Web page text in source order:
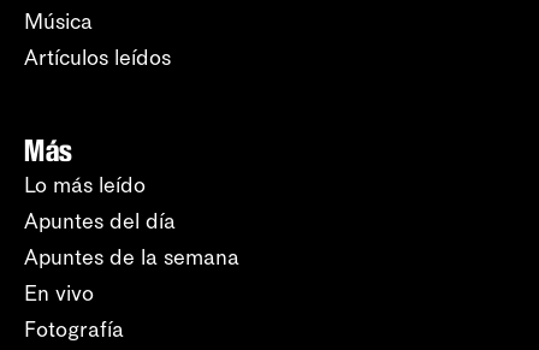
Música
Artículos leídos
Más
Lo más leído
Apuntes del día
Apuntes de la semana
En vivo
Fotografía